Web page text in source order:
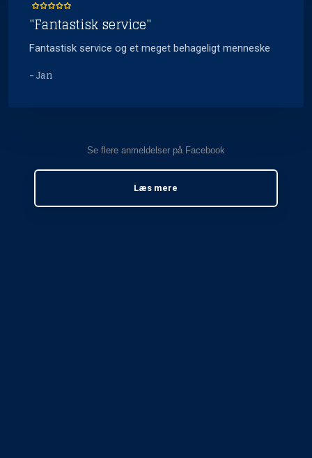
"Fantastisk service"
Fantastisk service og et meget behageligt menneske
- Jan
Se flere anmeldelser på Facebook​
Læs mere​